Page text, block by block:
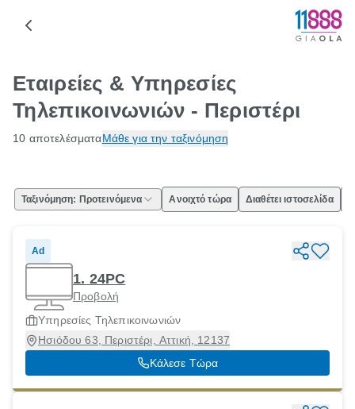
Εταιρείες & Υπηρεσίες
Τηλεπικοινωνιών - Περιστέρι
10 αποτελέσματαΜάθε για την ταξινόμηση
Ταξινόμηση: Προτεινόμενα Ανοιχτό τώρα Διαθέτει ιστοσελίδα
Ad
1. 24PC
Προβολή
Υπηρεσίες Τηλεπικοινωνιών
Ησιόδου 63, Περιστέρι, Αττική, 12137
Κάλεσε Τώρα